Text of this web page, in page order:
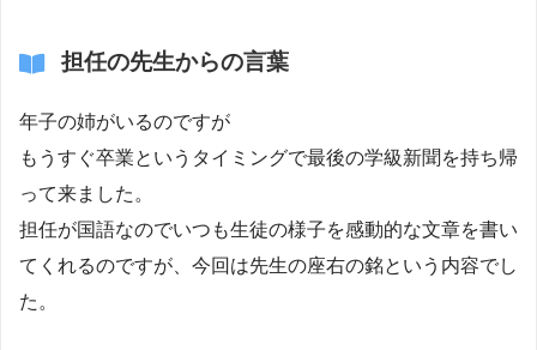
担任の先生からの言葉
年子の姉がいるのですが
もうすぐ卒業というタイミングで最後の学級新聞を持ち帰
って来ました。
担任が国語なのでいつも生徒の様子を感動的な文章を書い
てくれるのですが、今回は先生の座右の銘という内容でし
た。